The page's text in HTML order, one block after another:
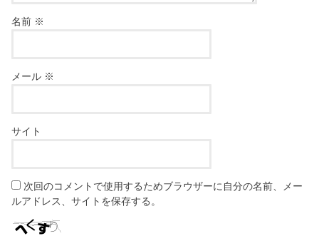
名前 ※
メール ※
サイト
次回のコメントで使用するためブラウザーに自分の名前、メー
ルアドレス、サイトを保存する。